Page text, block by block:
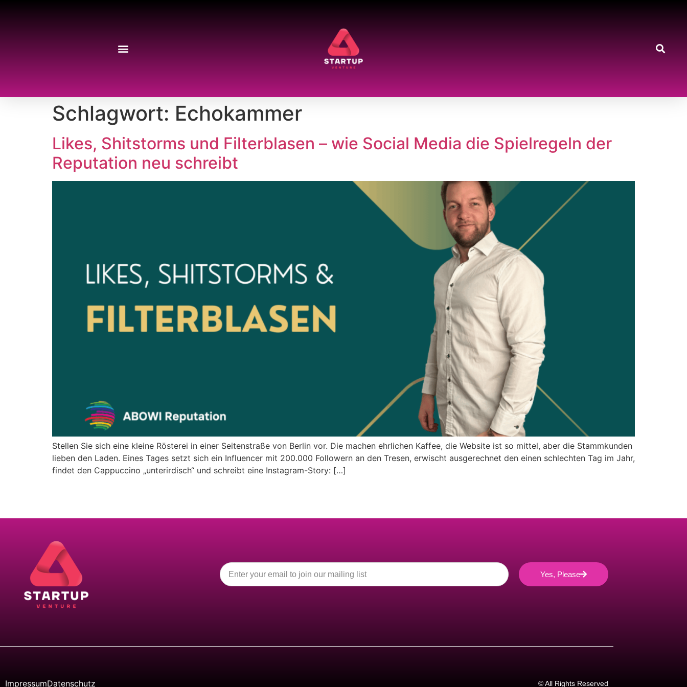
Schlagwort: Echokammer
Likes, Shitstorms und Filterblasen – wie Social Media die Spielregeln der
Reputation neu schreibt
Stellen Sie sich eine kleine Rösterei in einer Seitenstraße von Berlin vor. Die machen ehrlichen Kaffee, die Website ist so mittel, aber die Stammkunden
lieben den Laden. Eines Tages setzt sich ein Influencer mit 200.000 Followern an den Tresen, erwischt ausgerechnet den einen schlechten Tag im Jahr,
findet den Cappuccino „unterirdisch“ und schreibt eine Instagram-Story: […]
Yes, Please
ImpressumDatenschutz © All Rights Reserved